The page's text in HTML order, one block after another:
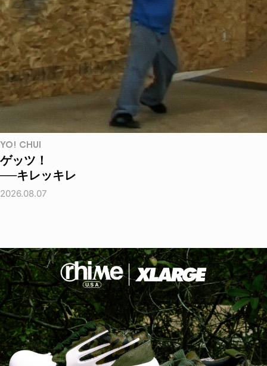
YO! CHUI
ゲッツ！
──キレッキレ
2026.08.07